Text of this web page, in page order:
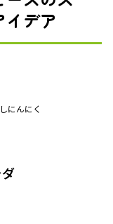
デア
にんにく